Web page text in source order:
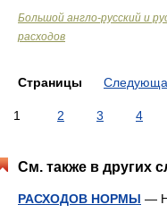
Большой англо-русский и
расходов
Страницы
1 2 3 4
См. также в других
РАСХОДОВ НОРМЫ —